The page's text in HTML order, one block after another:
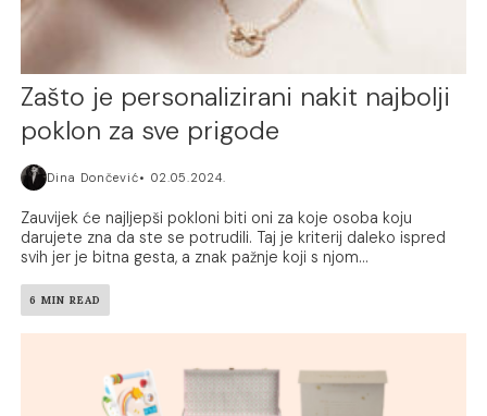
Zašto je personalizirani nakit najbolji
poklon za sve prigode
Dina Dončević 02.05.2024.
Zauvijek će najljepši pokloni biti oni za koje osoba koju
darujete zna da ste se potrudili. Taj je kriterij daleko ispred
svih jer je bitna gesta, a znak pažnje koji s njom...
6 MIN READ